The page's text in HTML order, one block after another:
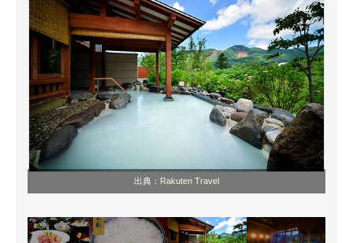
出典： Rakuten Travel